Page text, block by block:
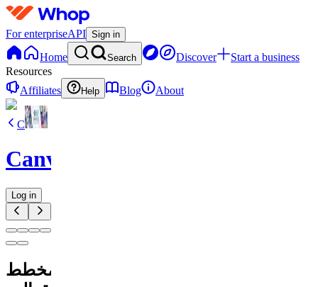
For enterpriseAPI Sign in
Home Search Discover
Start a business
Resources
Affiliates
Help Blog About
C
CanvaVault
Log in
مخطط